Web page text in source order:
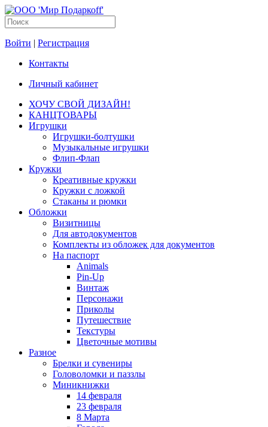
Войти | Регистрация
Контакты
Личный кабинет
ХОЧУ СВОЙ ДИЗАЙН!
КАНЦТОВАРЫ
Игрушки
Игрушки-болтушки
Музыкальные игрушки
Флип-Флап
Кружки
Креативные кружки
Кружки с ложкой
Стаканы и рюмки
Обложки
Визитницы
Для автодокументов
Комплекты из обложек для документов
На паспорт
Animals
Pin-Up
Винтаж
Персонажи
Приколы
Путешествие
Текстуры
Цветочные мотивы
Разное
Брелки и сувениры
Головоломки и паззлы
Миникнижки
14 февраля
23 февраля
8 Марта